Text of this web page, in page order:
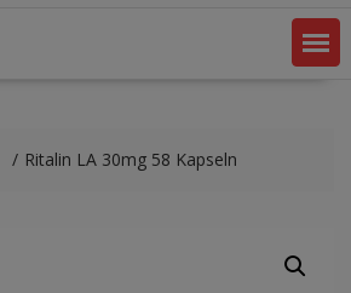
Ritalin LA 30mg 58 Kapseln